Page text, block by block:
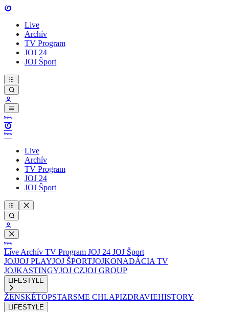
Live
Archív
TV Program
JOJ 24
JOJ Šport
Live
Archív
TV Program
JOJ 24
JOJ Šport
Live Archív TV Program JOJ 24 JOJ Šport
JOJJOJ PLAYJOJ ŠPORTJOJKONADÁCIA TV
JOJKASTINGYJOJ CZJOJ GROUP
LIFESTYLE
ŽENSKÉTOPSTARSME CHLAPIZDRAVIEHISTORY
LIFESTYLE